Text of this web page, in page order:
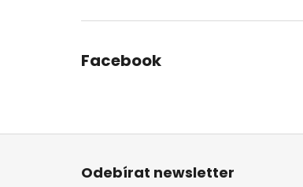
Facebook
Z
Odebírat newsletter